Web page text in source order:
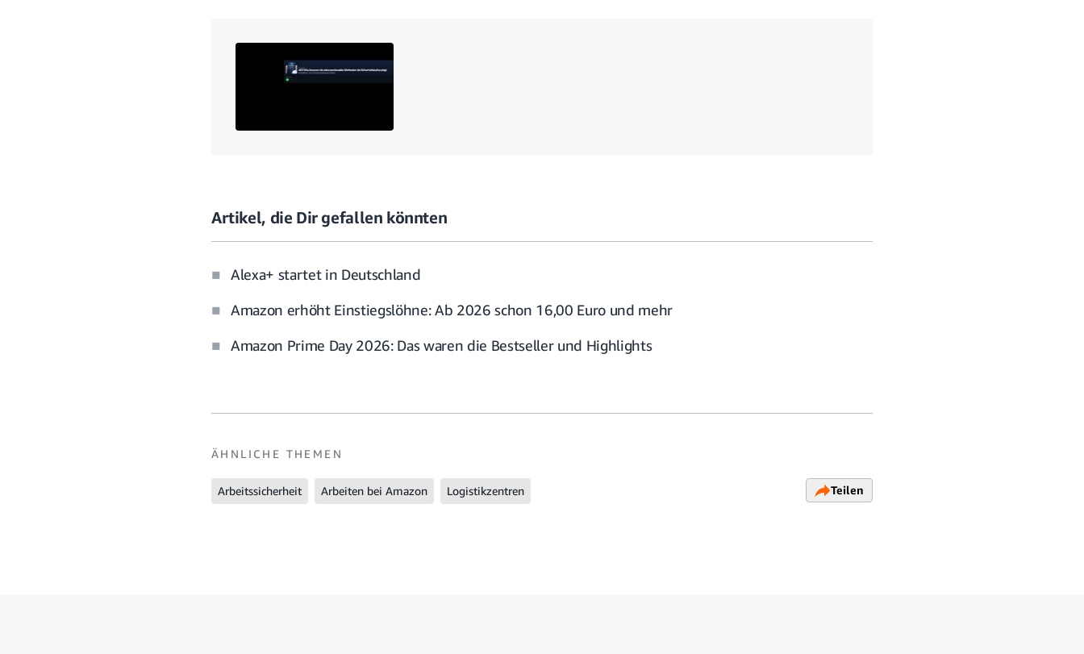
Artikel, die Dir gefallen könnten
Alexa+ startet in Deutschland
Amazon erhöht Einstiegslöhne: Ab 2026 schon 16,00 Euro und mehr
Amazon Prime Day 2026: Das waren die Bestseller und Highlights
ÄHNLICHE THEMEN
Arbeitssicherheit Arbeiten bei Amazon Logistikzentren Teilen